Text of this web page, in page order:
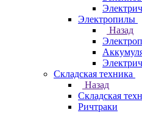
Электропилы
Назад
Складская техника
Назад
Складская
Ричтраки